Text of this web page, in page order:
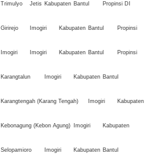
Trimulyo Jetis Kabupaten Bantul
Propinsi DI
Girirejo Imogiri Kabupaten Bantul
Propinsi
Imogiri Imogiri Kabupaten Bantul
Propinsi
Karangtalun Imogiri Kabupaten Bantul
Karangtengah (Karang Tengah) Imogiri
Kabupaten
Kebonagung (Kebon Agung) Imogiri
Kabupaten
Selopamioro Imogiri Kabupaten Bantul